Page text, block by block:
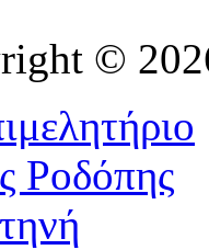
©
Ροδόπης